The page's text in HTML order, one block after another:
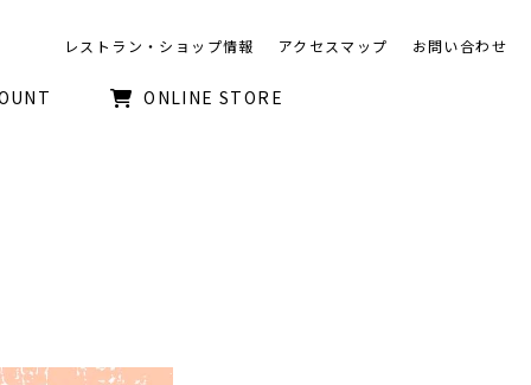
レストラン・ショップ情報 アクセスマップ お問い合わせ
ONLINE STORE